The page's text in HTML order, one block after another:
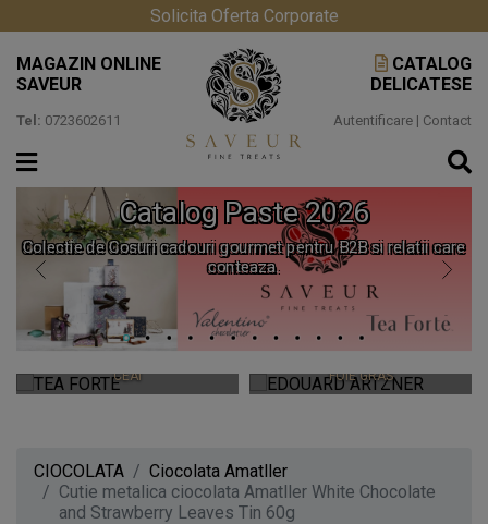
Solicita Oferta Corporate
MAGAZIN ONLINE
SAVEUR
Tel: 0723602611
CATALOG
DELICATESE
Autentificare | Contact
Catalog Paste 2026
Colectie de Cosuri cadouri gourmet pentru B2B si relatii care
conteaza.
TEA FORTE
CEAI
EDOUARD ARTZNER
FOIE GRAS
CIOCOLATA
Ciocolata Amatller
Cutie metalica ciocolata Amatller White Chocolate
and Strawberry Leaves Tin 60g